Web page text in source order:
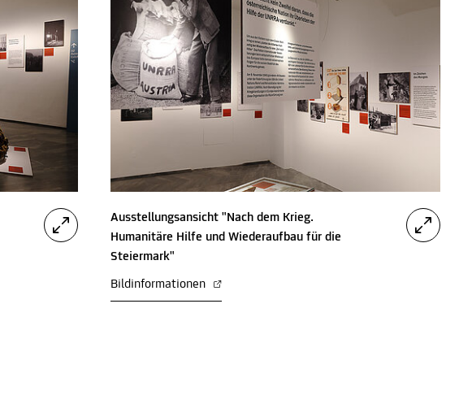
Ausstellungsansicht "Nach dem Krieg.
Humanitäre Hilfe und Wiederaufbau für die
Steiermark"
Bildinformationen